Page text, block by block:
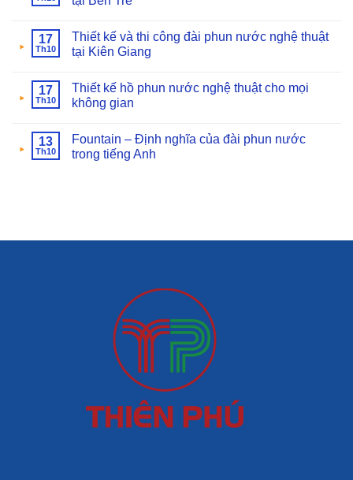
17
Th10
Thiết kế và thi công đài phun nước nghệ thuật
tại Kiên Giang
17
Th10
Thiết kế hồ phun nước nghệ thuật cho mọi
không gian
13
Th10
Fountain – Định nghĩa của đài phun nước
trong tiếng Anh